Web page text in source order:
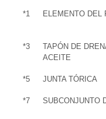
*1 ELEMENTO DEL
*3
TAPÓN DE
ACEITE
*5 JUNTA TÓRICA
*7 SUBCONJUNTO